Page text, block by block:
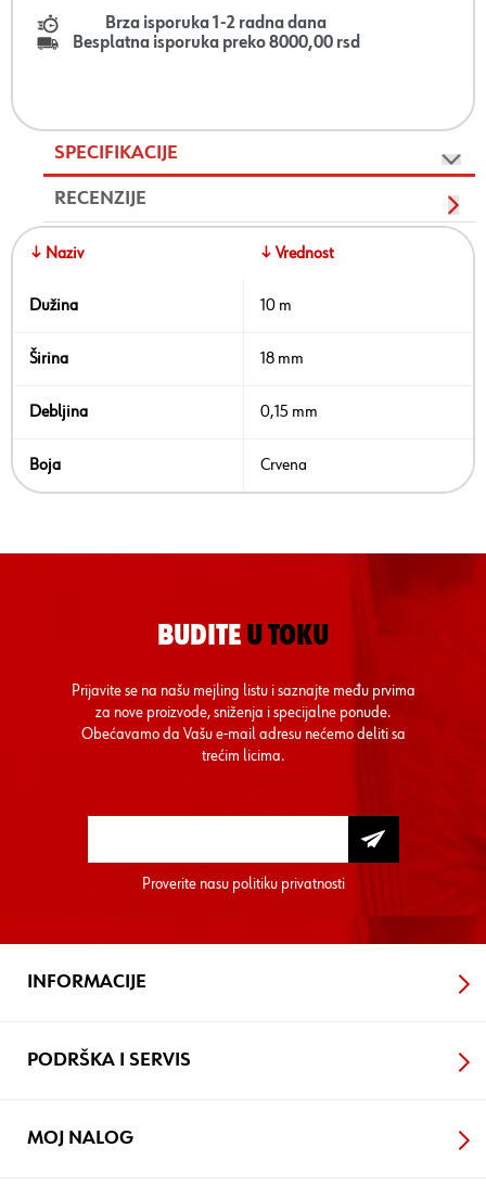
Brza isporuka 1-2 radna dana
Besplatna isporuka preko 8000,00 rsd
SPECIFIKACIJE
RECENZIJE
↓ Naziv ↓ Vrednost
Dužina 10 m
Širina 18 mm
Debljina 0,15 mm
Boja Crvena
BUDITE U TOKU
Prijavite se na našu mejling listu i saznajte među prvima
za nove proizvode, sniženja i specijalne ponude.
Obećavamo da Vašu e-mail adresu nećemo deliti sa
trećim licima.
Proverite nasu politiku privatnosti
INFORMACIJE
PODRŠKA I SERVIS
MOJ NALOG